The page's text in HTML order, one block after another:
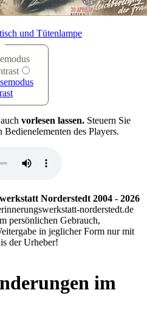
und Tütenlampe
vorlesen lassen. Steuern Sie
des Players.
Norderstedt 2004 - 2026
norderstedt.de
persönlichen Gebrauch,
in jeglicher Form nur mit
der Urheber!
im